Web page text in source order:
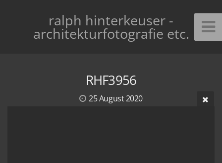
ralph hinterkeuser -
architekturfotografie etc.
RHF3956
25 August 2020